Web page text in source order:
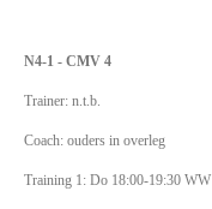
N4-1 - CMV 4
Trainer: n.t.b.
Coach: ouders in overleg
Training 1: Do 18:00-19:30 WW